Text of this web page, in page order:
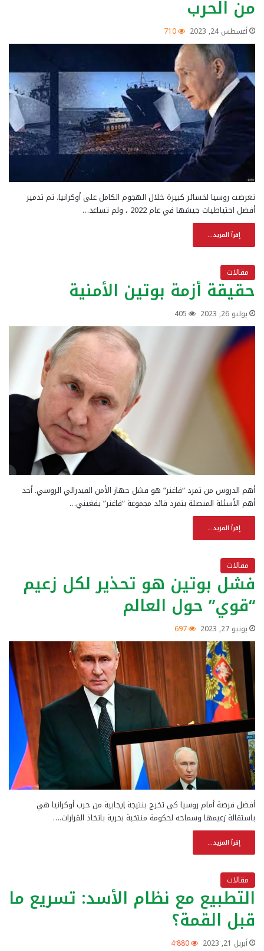
من الحرب
أغسطس 24, 2023 710
تعرضت روسيا لخسائر كبيرة خلال الهجوم الكامل على أوكرانيا. تم تدمير
أفضل احتياطيات جيشها في عام 2022 ، ولم تساعد…
إقرأ المزيد...
مقالات
حقيقة أزمة بوتين الأمنية
يوليو 26, 2023 405
أهم الدروس من تمرد “فاغنر” هو فشل جهاز الأمن الفيدرالي الروسي. أحد
أهم الأسئلة المتصلة بتمرد قائد مجموعة “فاغنر” يفغيني…
إقرأ المزيد...
مقالات
فشل بوتين هو تحذير لكل زعيم
“قوي” حول العالم
يونيو 27, 2023 697
أفضل فرصة أمام روسيا كي تخرج بنتيجة إيجابية من حرب أوكرانيا هي
باستقالة زعيمها وسماحه لحكومة منتخبة بحرية باتخاذ القرارات.…
إقرأ المزيد...
مقالات
التطبيع مع نظام الأسد: تسريع ما
قبل القمة؟
أبريل 21, 2023 4٬880